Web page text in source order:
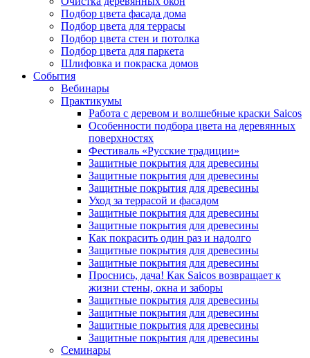
Подбор цвета фасада дома
Подбор цвета для террасы
Подбор цвета стен и потолка
Подбор цвета для паркета
Шлифовка и покраска домов
События
Вебинары
Практикумы
Работа с деревом и волшебные краски Saicos
Особенности подбора цвета на деревянных
поверхностях
Фестиваль «Русские традиции»
Защитные покрытия для древесины
Защитные покрытия для древесины
Защитные покрытия для древесины
Уход за террасой и фасадом
Защитные покрытия для древесины
Защитные покрытия для древесины
Как покрасить один раз и надолго
Защитные покрытия для древесины
Защитные покрытия для древесины
Проснись, дача! Как Saicos возвращает к
жизни стены, окна и заборы
Защитные покрытия для древесины
Защитные покрытия для древесины
Защитные покрытия для древесины
Защитные покрытия для древесины
Семинары